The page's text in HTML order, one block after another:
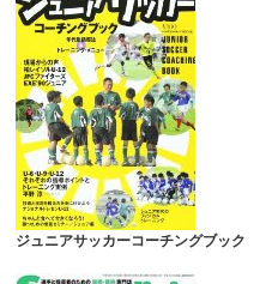
ジュニアサッカーコーチングブック